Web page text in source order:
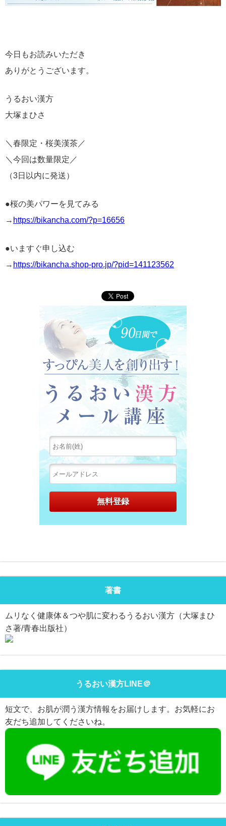
今日もお読みいただき
ありがとうございます。
うるおい漢方
大塚まひさ
＼春限定・桜美漢茶／
＼今回は数量限定／
（3日以内に発送）
●桜の美パワーを見てみる
→ https://bikancha.com/?p=16656
●いますぐ申し込む
→ https://bikancha.shop-pro.jp/?pid=141123562
著書
ムリなく健康体＆つや肌に変わるうるおい漢方（大塚まひ
さ著/青春出版社）
うるおい漢方LINE＠
短文で、お肌が潤う漢方情報をお届けします。お気軽にお
友だち追加してくださいね。